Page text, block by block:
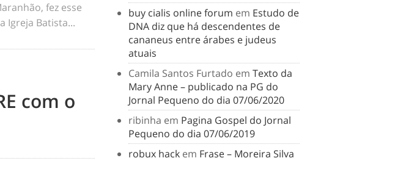
fez esse
Igreja Batista...
com o
buy cialis online forum em Estudo de
DNA diz que há descendentes de
cananeus entre árabes e judeus
atuais
Camila Santos Furtado em Texto da
Mary Anne – publicado na PG do
Jornal Pequeno do dia 07/06/2020
ribinha em Pagina Gospel do Jornal
Pequeno do dia 07/06/2019
robux hack em Frase – Moreira Silva